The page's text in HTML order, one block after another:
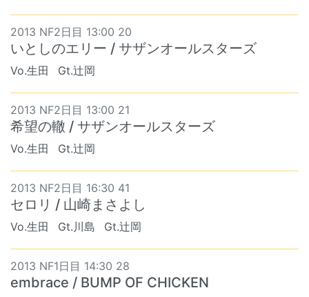
2013 NF2日目 13:00 20
いとしのエリー / サザンオールスターズ
Vo.生田 Gt.辻岡
2013 NF2日目 13:00 21
希望の轍 / サザンオールスターズ
Vo.生田 Gt.辻岡
2013 NF2日目 16:30 41
セロリ / 山崎まさよし
Vo.生田 Gt.川島 Gt.辻岡
2013 NF1日目 14:30 28
embrace / BUMP OF CHICKEN